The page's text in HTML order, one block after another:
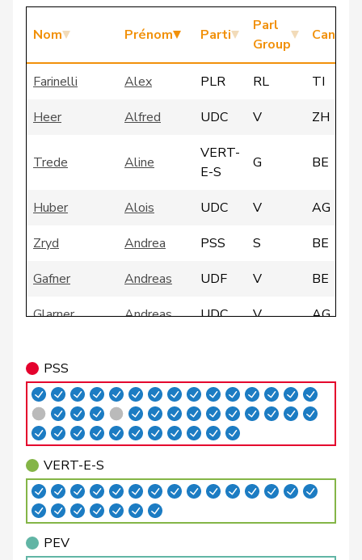
Nom Prénom Parti
Parl
Group
Canton
Farinelli Alex PLR RL
TI
Heer
Alfred UDC V ZH
Trede Aline
VERT-
E-S
G BE
Huber Alois UDC V
AG
Zryd
Andrea PSS S
BE
Gafner
Andreas UDF V
BE
Glarner
Andreas UDC V
AG
Silberschmidt
Andri PLR RL
ZH
Giacometti
Anna PLR RL
GR
Rosenwasser
Glättli Balthasar
VERT-
G ZH
Gysi
PSS
VERT-E-S
PEV